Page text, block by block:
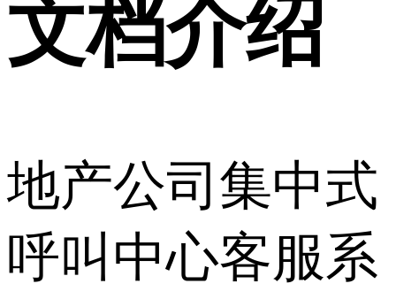
文档介绍
地产公司集中式
呼叫中心客服系